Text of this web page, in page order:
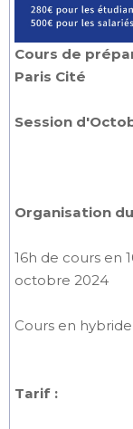
Cours de
Paris Cité
Session
Organisation
16h de cours en
octobre 2024
Cours en
Tarif :